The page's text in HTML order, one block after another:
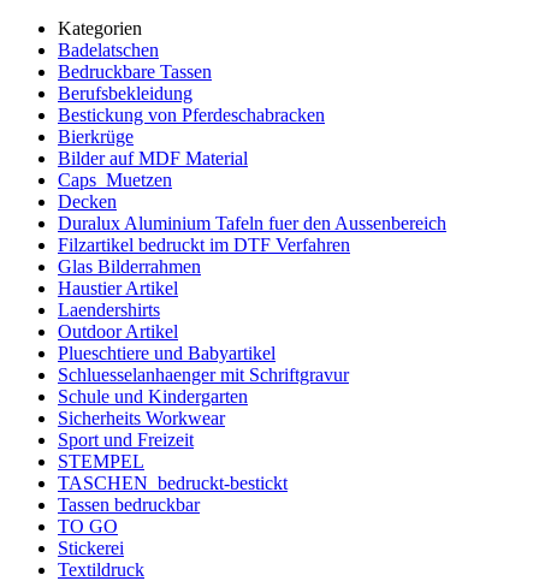
Kategorien
Badelatschen
Bedruckbare Tassen
Berufsbekleidung
Bestickung von Pferdeschabracken
Bierkrüge
Bilder auf MDF Material
Caps_Muetzen
Decken
Duralux Aluminium Tafeln fuer den Aussenbereich
Filzartikel bedruckt im DTF Verfahren
Glas Bilderrahmen
Haustier Artikel
Laendershirts
Outdoor Artikel
Plueschtiere und Babyartikel
Schluesselanhaenger mit Schriftgravur
Schule und Kindergarten
Sicherheits Workwear
Sport und Freizeit
STEMPEL
TASCHEN_bedruckt-bestickt
Tassen bedruckbar
TO GO
Stickerei
Textildruck